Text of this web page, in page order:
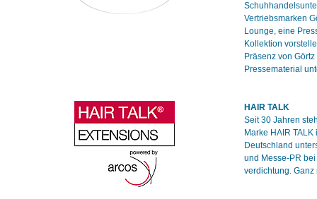
Vertriebsmarken
Lounge, eine
Kollektion
Präsenz von
Pressematerial
HAIR TALK
Seit 30 Jahren
Marke HAIR
Deutschland
und Messe-PR
verdichtung. Ganz